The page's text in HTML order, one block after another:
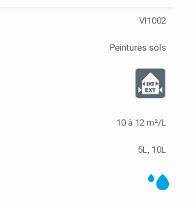
VI1002
Peintures sols
10 à 12 m²/L
5L, 10L